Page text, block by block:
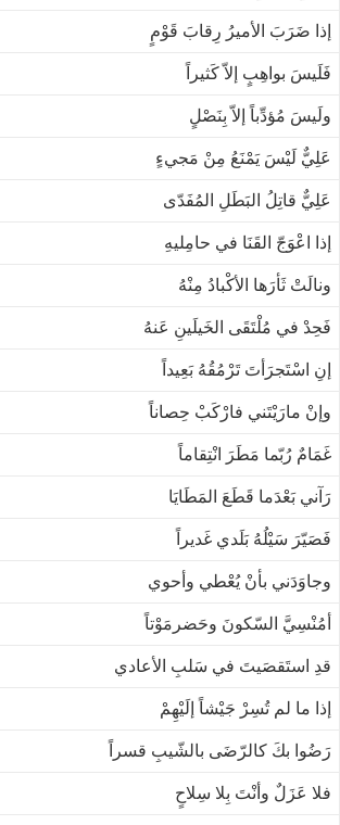
إذا ضَرَبَ الأميرُ رِقابَ قَوْمٍ
فَلَيسَ بواهِبٍ إلاّ كَثيراً
ولَيسَ مُؤدِّباً إلاّ بِنَصْلٍ
عَلِيٌّ لَيْسَ يَمْنَعُ مِنْ مَجيءٍ
عَلِيٌّ قاتِلُ البَطَلِ المُفَدّى
إذا اعْوَجّ القَنَا في حامِليهِ
ونالَتْ ثَأرَها الأكْبادُ مِنْهُ
فَحِدْ في مُلْتَقَى الخَيلَينِ عَنهُ
إنِ اسْتَجرَأتَ تَرْمُقُهُ بَعِيداً
وإنْ مارَيْتَني فارْكَبْ حِصاناً
غَمَامٌ رُبّما مَطَرَ انْتِقاماً
رَآني بَعْدَما قَطَعَ المَطَايَا
فَصَيّرَ سَيْلُهُ بَلَدي غَديراً
وجاوَدَني بأنْ يُعْطي وأحوي
أمُنْسِيَّ السّكونَ وحَضرمَوْتاً
قدِ استَقصَيتَ في سَلبِ الأعادي
إذا ما لم تُسِرْ جَيْشاً إلَيْهِمْ
رَضُوا بكَ كالرّضَى بالشّيبِ قسراً
فلا عَزَلٌ وأنْتَ بِلا سِلاحٍ